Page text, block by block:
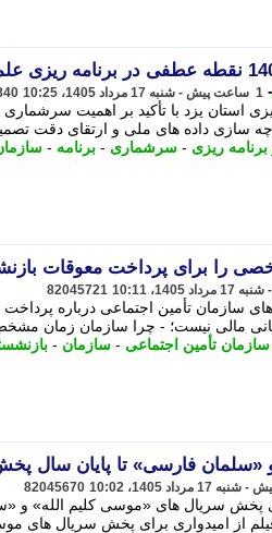
- 1 ساعت پیش - شنبه 17 مرداد 1405، 10:25
سازی داده های ملی و ارتقای دقت
ریزی - سرشماری - برنامه -
را برای پرداخت معوقات
82045721
سازمان تأمین اجتماعی درباره
مالی نیست؛ - چرا سازمان زمان
سازمان تأمین اجتماعی - سازمان -
فارسی» تا پایان سال
82045670
پخش سریال های «موسی کلیم الله» و
از امیدواری برای پخش سریال های